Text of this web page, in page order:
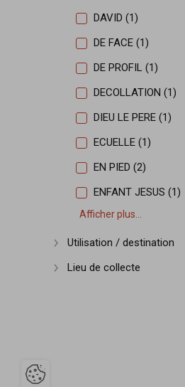
DAVID (1)
DE FACE (1)
DE PROFIL (1)
DECOLLATION (1)
DIEU LE PERE (1)
ECUELLE (1)
EN PIED (2)
ENFANT JESUS (1)
Afficher plus...
Afficher plus
Utilisation / destination
Afficher plus
Lieu de collecte